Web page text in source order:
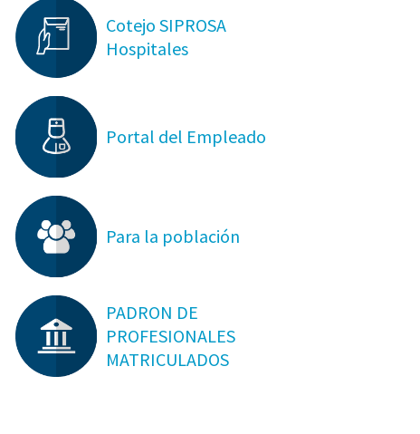
Cotejo SIPROSA
Hospitales
Portal del Empleado
Para la población
PADRON DE
PROFESIONALES
MATRICULADOS